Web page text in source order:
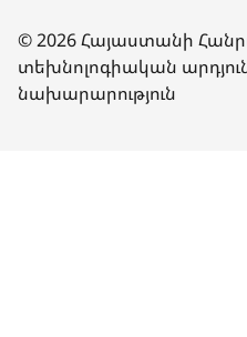
© 2026 Հայաստանի
տեխնոլոգիական
նախարարություն